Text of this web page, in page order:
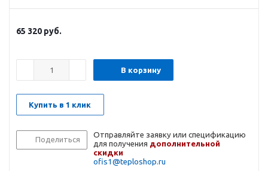
65 320 руб.
В корзину
Купить в 1 клик
Поделиться
Отправляйте заявку или спецификацию
для получения дополнительной
скидки
ofis1@teploshop.ru